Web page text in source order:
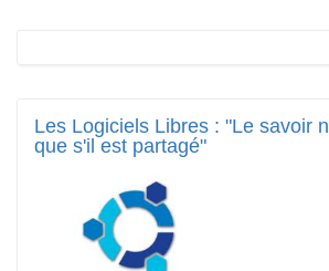
Les Logiciels Libres : "Le savoir
que s'il est partagé"